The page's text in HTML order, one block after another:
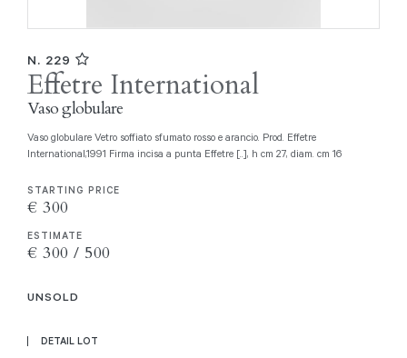
N. 229
Effetre International
Vaso globulare
Vaso globulare Vetro soffiato sfumato rosso e arancio. Prod. Effetre
International,1991 Firma incisa a punta Effetre [..], h cm 27, diam. cm 16
STARTING PRICE
€ 300
ESTIMATE
€ 300 / 500
UNSOLD
DETAIL LOT